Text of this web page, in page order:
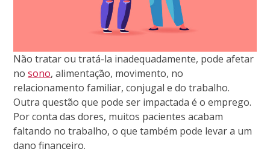
Não tratar ou tratá-la inadequadamente, pode afetar
nosono, alimentação, movimento, no
relacionamento familiar, conjugal e do trabalho.
Outra questão que pode ser impactada é o emprego.
Por conta das dores, muitos pacientes acabam
faltando no trabalho, o que também pode levar a um
dano financeiro.